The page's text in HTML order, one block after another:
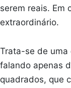
serem reais. Em
extraordinário.
Trata-se de uma
falando apenas
quadrados, que